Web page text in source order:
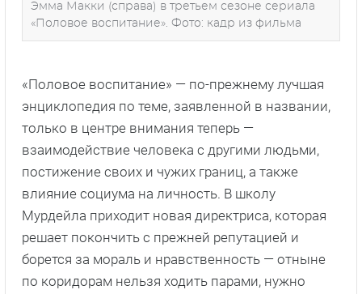
Эмма Макки (справа) в третьем сезоне сериала
«Половое воспитание». Фото: кадр из фильма
«Половое воспитание» — по-прежнему лучшая
энциклопедия по теме, заявленной в названии,
только в центре внимания теперь —
взаимодействие человека с другими людьми,
постижение своих и чужих границ, а также
влияние социума на личность. В школу
Мурдейла приходит новая директриса, которая
решает покончить с прежней репутацией и
борется за мораль и нравственность — отныне
по коридорам нельзя ходить парами, нужно